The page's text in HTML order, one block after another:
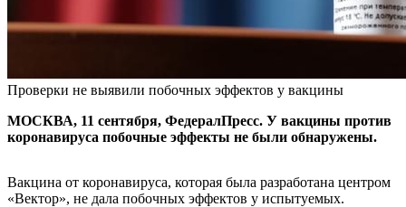
Проверки не выявили побочных эффектов у вакцины
МОСКВА, 11 сентября, ФедералПресс. У вакцины против
коронавируса побочные эффекты не были обнаружены.
Вакцина от коронавируса, которая была разработана центром
«Вектор», не дала побочных эффектов у испытуемых.